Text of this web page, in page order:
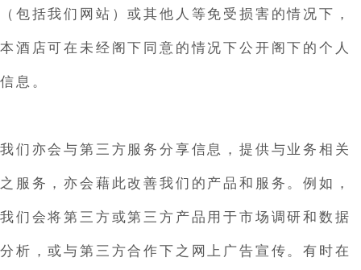
（包括我们网站）或其他人等免受损害的情况下，
本酒店可在未经阁下同意的情况下公开阁下的个人
信息。
我们亦会与第三方服务分享信息，提供与业务相关
之服务，亦会藉此改善我们的产品和服务。例如，
我们会将第三方或第三方产品用于市场调研和数据
分析，或与第三方合作下之网上广告宣传。有时在